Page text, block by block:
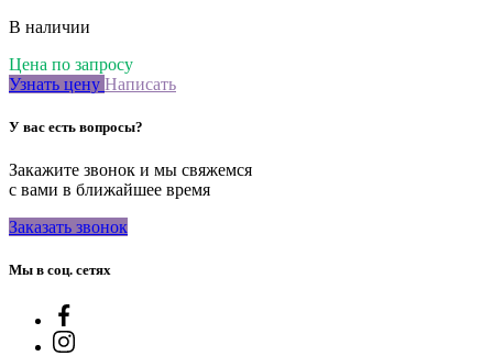
В наличии
Цена по запросу
Узнать цену Написать
У вас есть вопросы?
Закажите звонок и мы свяжемся
с вами в ближайшее время
Заказать звонок
Мы в соц. сетях